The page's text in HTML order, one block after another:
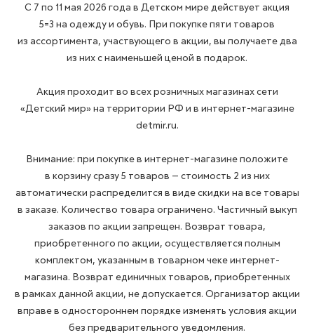
С 7 по 11 мая 2026 года в Детском мире действует акция
5=3 на одежду и обувь. При покупке пяти товаров
из ассортимента, участвующего в акции, вы получаете два
из них с наименьшей ценой в подарок.
Акция проходит во всех розничных магазинах сети
«Детский мир» на территории РФ и в интернет-магазине
detmir.ru.
Внимание: при покупке в интернет-магазине положите
в корзину сразу 5 товаров — стоимость 2 из них
автоматически распределится в виде скидки на все товары
в заказе. Количество товара ограничено. Частичный выкуп
заказов по акции запрещен. Возврат товара,
приобретенного по акции, осуществляется полным
комплектом, указанным в товарном чеке интернет-
магазина. Возврат единичных товаров, приобретенных
в рамках данной акции, не допускается. Организатор акции
вправе в одностороннем порядке изменять условия акции
без предварительного уведомления.